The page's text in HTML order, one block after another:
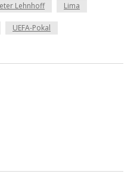
Lehnhoff Lima
UEFA-Pokal